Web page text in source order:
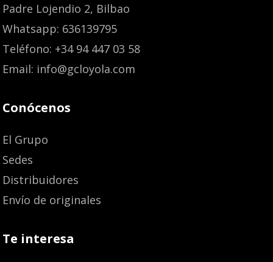
Padre Lojendio 2, Bilbao
Whatsapp: 636139795
Teléfono: +34 94 447 03 58
Email: info@gcloyola.com
Conócenos
El Grupo
Sedes
Distribuidores
Envío de originales
Te interesa